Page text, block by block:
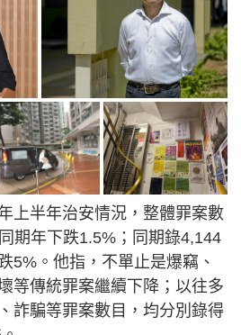
上半年治安情況，整體罪案數
期年下跌1.5%；同期錄4,144
5%。他指，不單止是爆竊、
等傳統罪案繼續下降；以往多
詐騙等罪案數目，均分別錄得